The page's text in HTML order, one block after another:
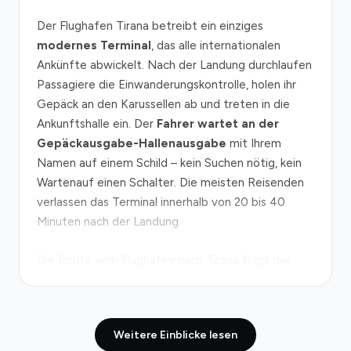
Der Flughafen Tirana betreibt ein einziges
modernes Terminal, das alle internationalen
Ankünfte abwickelt. Nach der Landung durchlaufen
Passagiere die Einwanderungskontrolle, holen ihr
Gepäck an den Karussellen ab und treten in die
Ankunftshalle ein. Der Fahrer wartet an der
Gepäckausgabe-Hallenausgabe mit Ihrem
Namen auf einem Schild – kein Suchen nötig, kein
Wartenauf einen Schalter. Die meisten Reisenden
verlassen das Terminal innerhalb von 20 bis 40
Minuten nach der Landung.
normalen Bedingungen dauert die Fahrt in die
Innenstadt 20 Minuten, doch während der
Weitere Einblicke lesen